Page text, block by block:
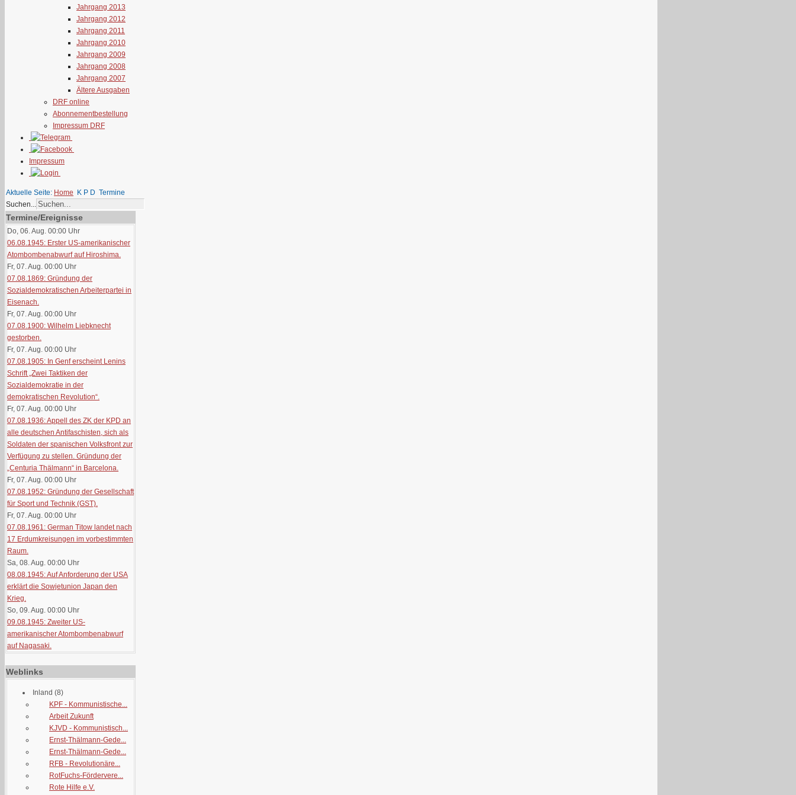
Jahrgang 2013
Jahrgang 2012
Jahrgang 2011
Jahrgang 2010
Jahrgang 2009
Jahrgang 2008
Jahrgang 2007
Ältere Ausgaben
DRF online
Abonnementbestellung
Impressum DRF
Impressum
Aktuelle Seite: Home K P D Termine
Suchen...
Termine/Ereignisse
Do, 06. Aug. 00:00 Uhr
06.08.1945: Erster US-amerikanischer
Atombombenabwurf auf Hiroshima.
Fr, 07. Aug. 00:00 Uhr
07.08.1869: Gründung der
Sozialdemokratischen Arbeiterpartei in
Eisenach.
Fr, 07. Aug. 00:00 Uhr
07.08.1900: Wilhelm Liebknecht
gestorben.
Fr, 07. Aug. 00:00 Uhr
07.08.1905: In Genf erscheint Lenins
Schrift „Zwei Taktiken der
Sozialdemokratie in der
demokratischen Revolution“.
Fr, 07. Aug. 00:00 Uhr
07.08.1936: Appell des ZK der KPD an
alle deutschen Antifaschisten, sich als
Soldaten der spanischen Volksfront zur
Verfügung zu stellen. Gründung der
„Centuria Thälmann“ in Barcelona.
Fr, 07. Aug. 00:00 Uhr
07.08.1952: Gründung der Gesellschaft
für Sport und Technik (GST).
Fr, 07. Aug. 00:00 Uhr
07.08.1961: German Titow landet nach
17 Erdumkreisungen im vorbestimmten
Raum.
Sa, 08. Aug. 00:00 Uhr
08.08.1945: Auf Anforderung der USA
erklärt die Sowjetunion Japan den
Krieg.
So, 09. Aug. 00:00 Uhr
09.08.1945: Zweiter US-
amerikanischer Atombombenabwurf
auf Nagasaki.
Weblinks
Inland (8)
KPF - Kommunistische...
Arbeit Zukunft
KJVD - Kommunistisch...
Ernst-Thälmann-Gede...
Ernst-Thälmann-Gede...
RFB - Revolutionäre...
RotFuchs-Fördervere...
Rote Hilfe e.V.